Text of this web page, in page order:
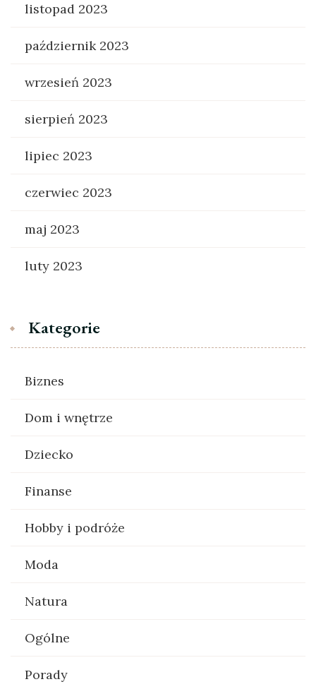
listopad 2023
październik 2023
wrzesień 2023
sierpień 2023
lipiec 2023
czerwiec 2023
maj 2023
luty 2023
Kategorie
Biznes
Dom i wnętrze
Dziecko
Finanse
Hobby i podróże
Moda
Natura
Ogólne
Porady